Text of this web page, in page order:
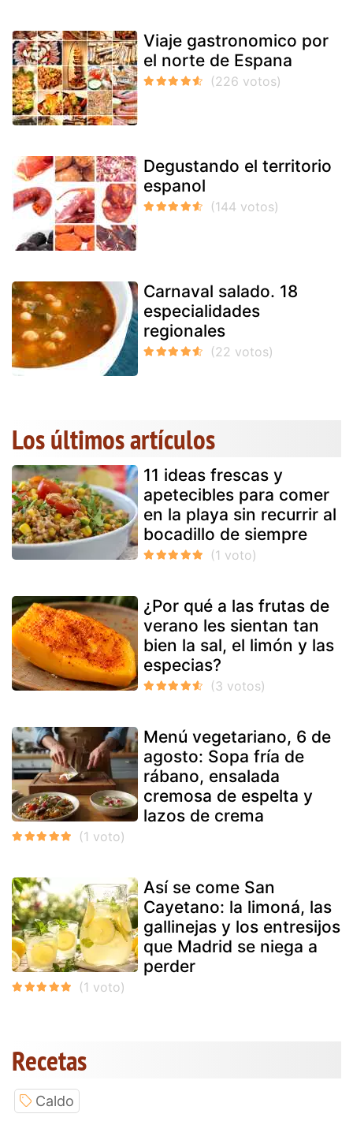
Viaje gastronomico por
el norte de Espana
Degustando el territorio
espanol
Carnaval salado. 18
especialidades
regionales
Los últimos artículos
11 ideas frescas y
apetecibles para comer
en la playa sin recurrir al
bocadillo de siempre
¿Por qué a las frutas de
verano les sientan tan
bien la sal, el limón y las
especias?
Menú vegetariano, 6 de
agosto: Sopa fría de
rábano, ensalada
cremosa de espelta y
lazos de crema
Así se come San
Cayetano: la limoná, las
gallinejas y los entresijos
que Madrid se niega a
perder
Recetas
Caldo